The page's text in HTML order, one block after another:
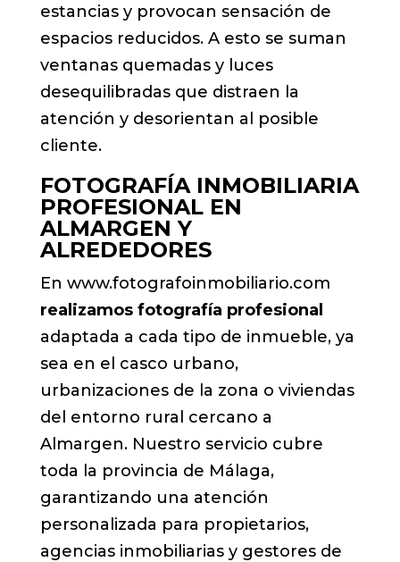
estancias y provocan sensación de
espacios reducidos. A esto se suman
ventanas quemadas y luces
desequilibradas que distraen la
atención y desorientan al posible
cliente.
FOTOGRAFÍA INMOBILIARIA
PROFESIONAL EN
ALMARGEN Y
ALREDEDORES
En www.fotografoinmobiliario.com
realizamos fotografía profesional
adaptada a cada tipo de inmueble, ya
sea en el casco urbano,
urbanizaciones de la zona o viviendas
del entorno rural cercano a
Almargen. Nuestro servicio cubre
toda la provincia de Málaga,
garantizando una atención
personalizada para propietarios,
agencias inmobiliarias y gestores de